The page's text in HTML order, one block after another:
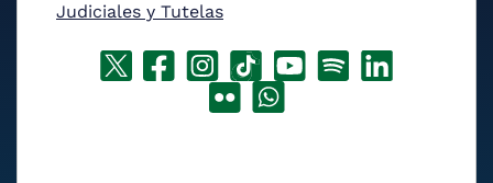
Judiciales y Tutelas